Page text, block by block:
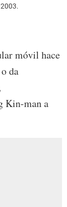
móvil hace
da
Kin-man a